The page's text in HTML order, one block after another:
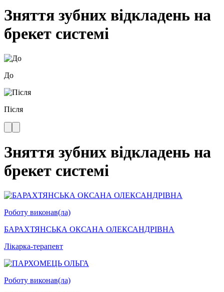
Зняття зубних відкладень на
брекет системі
До
Після
Зняття зубних відкладень на
брекет системі
Роботу виконав(ла)
БАРАХТЯНСЬКА ОКСАНА ОЛЕКСАНДРІВНА
Лікарка-терапевт
Роботу виконав(ла)